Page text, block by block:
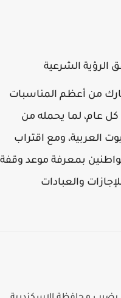
الشرعية
من أعظم المناسبات
عام، لما يحمله من
العربية، ومع اقتراب
المواطنين بمعرفة موعد وقفة
والعبادات